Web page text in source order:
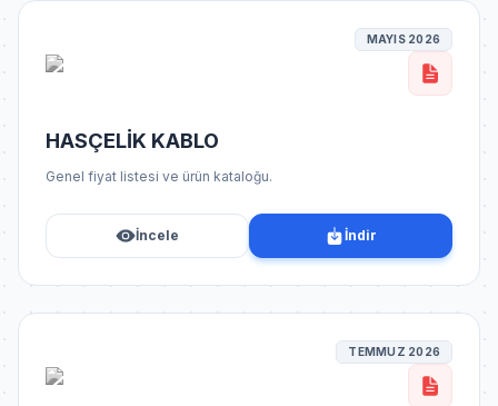
MAYIS 2026
HASÇELİK KABLO
Genel fiyat listesi ve ürün kataloğu.
İncele İndir
TEMMUZ 2026